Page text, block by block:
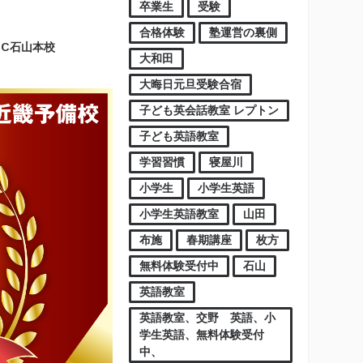
卒業生
受験
合格体験
塾運営の裏側
大和田
大晦日元旦受験合宿
子ども英会話教室 レプトン
子ども英語教室
学習習慣
寝屋川
小学生
小学生英語
小学生英語教室
山田
布施
春期講座
枚方
無料体験受付中
石山
英語教室
英語教室、交野 英語、小
学生英語、無料体験受付
中、
石山本校